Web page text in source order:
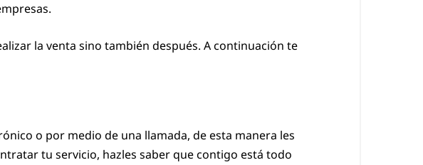
la venta sino también después. A continuación te
o por medio de una llamada, de esta manera les
tu servicio, hazles saber que contigo está todo